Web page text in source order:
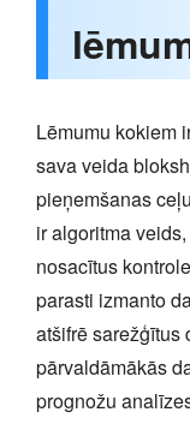
Lēmumu kokiem
sava veida
pieņemšanas
ir algoritma
nosacītus
parasti izmanto
atšifrē sarežģītus
pārvaldāmākās
prognožu